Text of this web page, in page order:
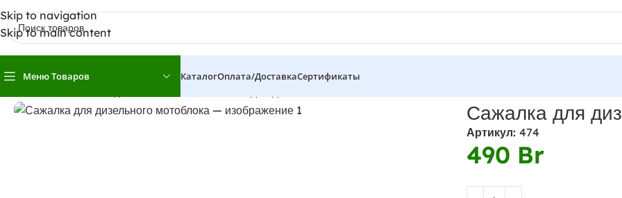
Skip to navigation
Skip to main content
Меню Товаров КаталогОплата/доставкаСертификаты
Сажалка для
Артикул: 474
490 Br